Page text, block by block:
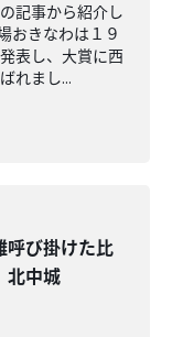
記事から紹介し
おきなわは１９
表し、大賞に西
れまし...
呼び掛けた比
中城